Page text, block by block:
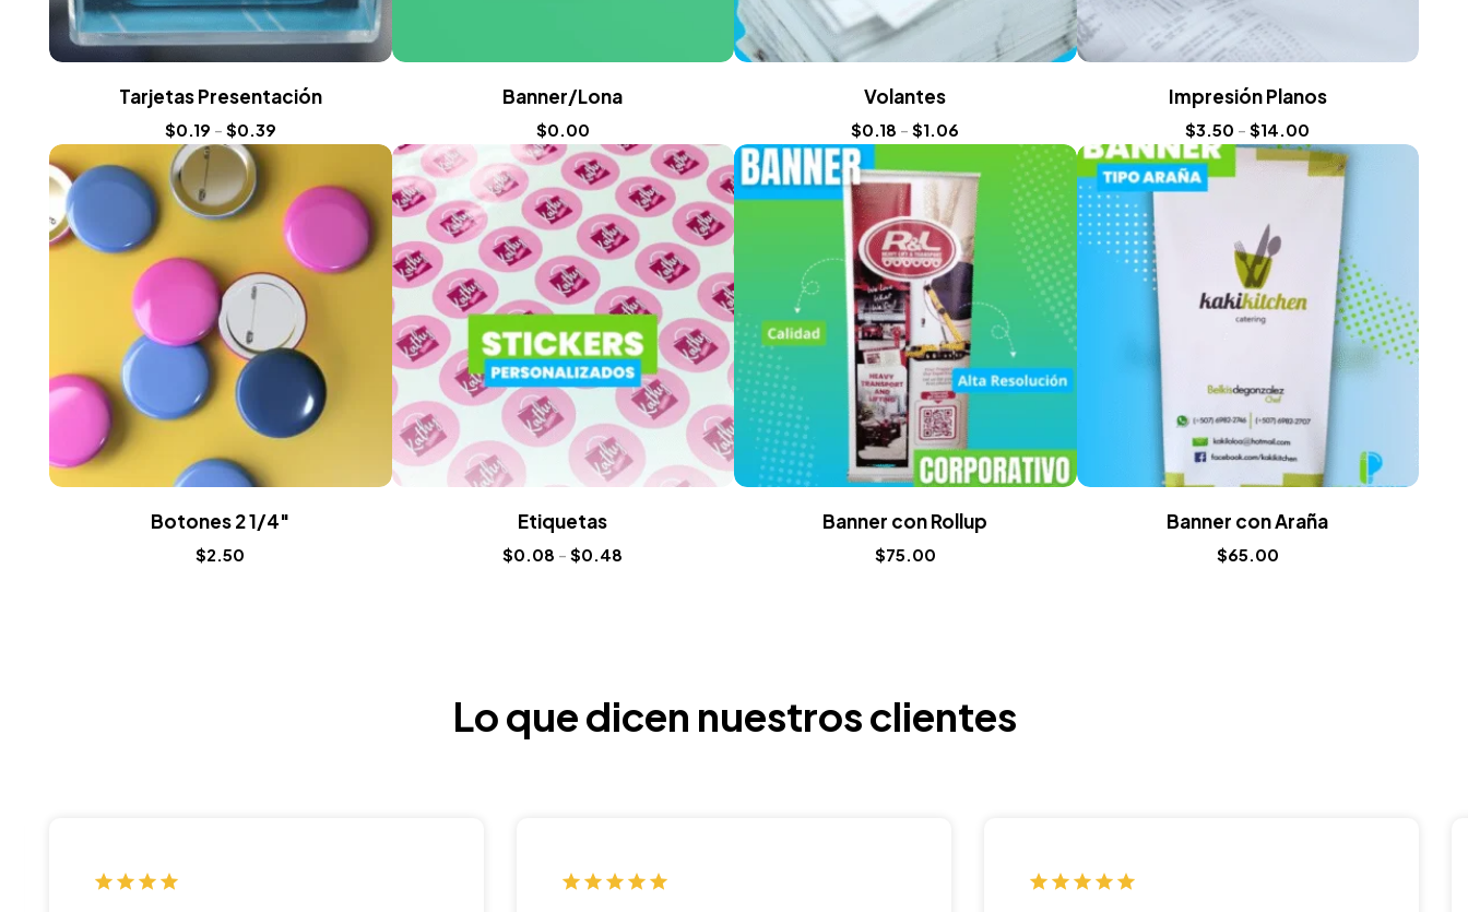
Tarjetas Presentación
$0.19 - $0.39
Banner/Lona
$0.00
Volantes
$0.18 - $1.06
Impresión Planos
$3.50 - $14.00
Botones 2 1/4″
$2.50
Etiquetas
$0.08 - $0.48
Banner con Rollup
$75.00
Banner con Araña
$65.00
Lo que dicen nuestros clientes